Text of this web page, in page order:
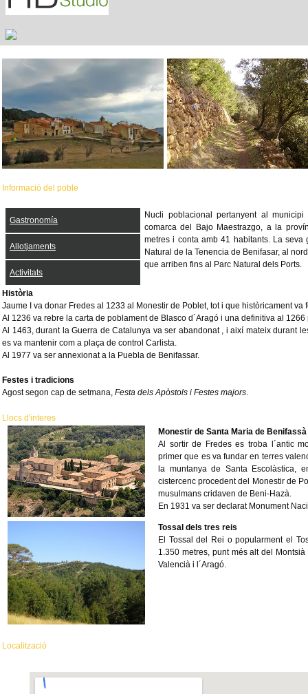
FREDES
Informació del poble
Gastronomía
Allotjaments
Activitats
Nucli poblacional pertanyent al
comarca del Bajo Maestrazgo, a la
metres i conta amb 41 habitants. La
Natural de la Tenencia de Benifasar, al
que arriben fins al Parc Natural dels Ports.
Història
Jaume I va donar Fredes al 1233 al Monestir de Poblet, tot i que històricament va
Al 1236 va rebre la carta de poblament de Blasco d´Aragó i una definitiva al 1266
Al 1463, durant la Guerra de Catalunya va ser abandonat , i així mateix durant
es va mantenir com a plaça de control Carlista.
Al 1977 va ser annexionat a la Puebla de Benifassar.
Festes i tradicions
Agost segon cap de setmana, Festa dels Apòstols i Festes majors
Llocs d'interes
Monestir de Santa Maria de Benifassà
Al sortir de Fredes es troba l´antic
primer que es va fundar en terres
la muntanya de Santa Escolàstica,
cistercenc procedent del Monestir de
musulmans cridaven de Beni-Hazà.
En 1931 va ser declarat Monument
Tossal dels tres reis
El Tossal del Rei o popularment el
1.350 metres, punt més alt del
Valencià i l´Aragó.
Localització